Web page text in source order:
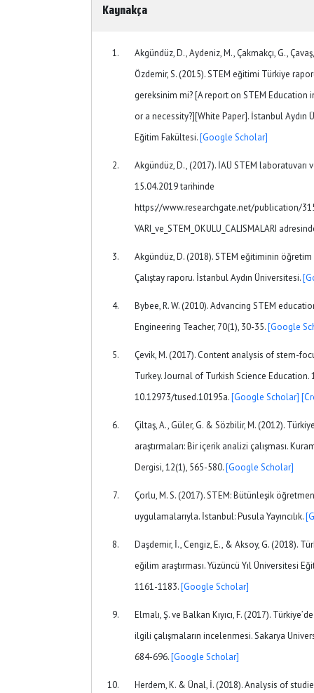
Kaynakça
Akgündüz, D., Aydeniz, M., Çakmakçı, G.,
Özdemir, S. (2015). STEM eğitimi Türkiye
gereksinim mi? [A report on STEM Education
or a necessity?][White Paper]. İstanbul Aydın
Eğitim Fakültesi.[Google Scholar]
Akgündüz, D., (2017). İAÜ STEM laboratuvarı
15.04.2019 tarihinde
https://www.researchgate.net/publication/
VARI_ve_STEM_OKULU_CALISMALARI
Akgündüz, D. (2018). STEM eğitiminin
Çalıştay raporu. İstanbul Aydın Üniversitesi.
Bybee, R. W. (2010). Advancing STEM
Engineering Teacher, 70(1), 30-35.[Google
Çevik, M. (2017). Content analysis of stem-
Turkey. Journal of Turkish Science Education.
10.12973/tused.10195a.[Google Scholar]
Çiltaş, A., Güler, G. & Sözbilir, M. (2012).
araştırmaları: Bir içerik analizi çalışması.
Dergisi, 12(1), 565-580.[Google Scholar]
Çorlu, M. S. (2017). STEM: Bütünleşik
uygulamalarıyla. İstanbul: Pusula Yayıncılık.
Daşdemir, İ., Cengiz, E., & Aksoy, G. (2018).
eğilim araştırması. Yüzüncü Yıl Üniversitesi
1161-1183.[Google Scholar]
Elmalı, Ş. ve Balkan Kıyıcı, F. (2017).
ilgili çalışmaların incelenmesi. Sakarya
684-696.[Google Scholar]
Herdem, K. & Ünal, İ. (2018). Analysis of